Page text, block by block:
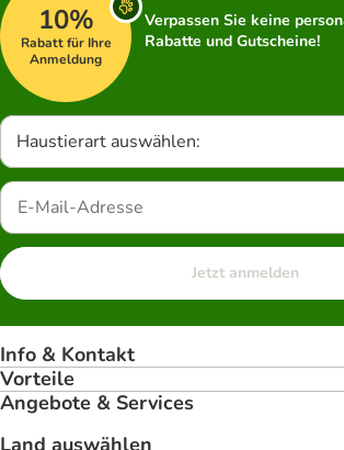
10%
Rabatt für Ihre
Anmeldung
Verpassen Sie keine
Rabatte und Gutscheine!
Haustierart auswählen:
Jetzt anmelden
Info & Kontakt
Vorteile
Angebote & Services
Land auswählen